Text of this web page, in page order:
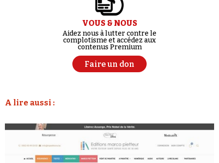
VOUS & NOUS
Aidez nous à lutter contre le
complotisme et accédez aux
contenus Premium
Faire un don
A lire aussi :